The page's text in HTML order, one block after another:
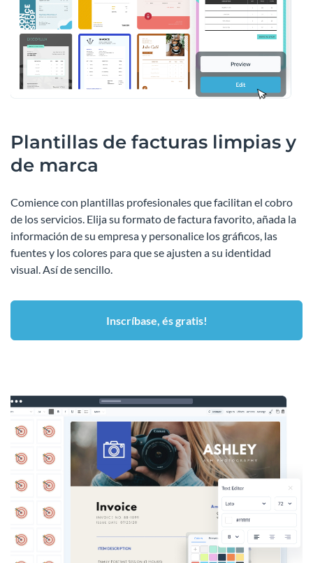
Plantillas de facturas limpias y
de marca
Comience con plantillas profesionales que facilitan el cobro
de los servicios. Elija su formato de factura favorito, añada la
información de su empresa y personalice los gráficos, las
fuentes y los colores para que se ajusten a su identidad
visual. Así de sencillo.
Inscríbase, és gratis!